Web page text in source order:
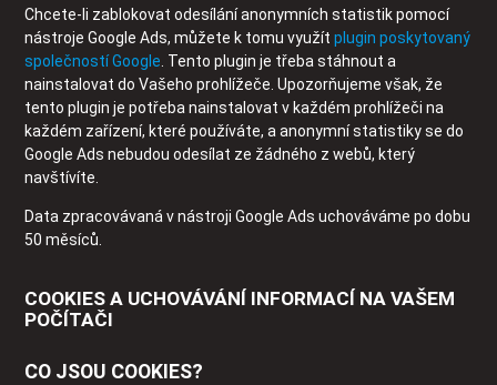
Chcete-li zablokovat odesílání anonymních statistik pomocí
nástroje Google Ads, můžete k tomu využítplugin poskytovaný
společností Google . Tento plugin je třeba stáhnout a
nainstalovat do Vašeho prohlížeče. Upozorňujeme však, že
tento plugin je potřeba nainstalovat v každém prohlížeči na
každém zařízení, které používáte, a anonymní statistiky se do
Google Ads nebudou odesílat ze žádného z webů, který
navštívíte.
Data zpracovávaná v nástroji Google Ads uchováváme po dobu
50 měsíců.
COOKIES A UCHOVÁVÁNÍ INFORMACÍ NA VAŠEM
POČÍTAČI
CO JSOU COOKIES?